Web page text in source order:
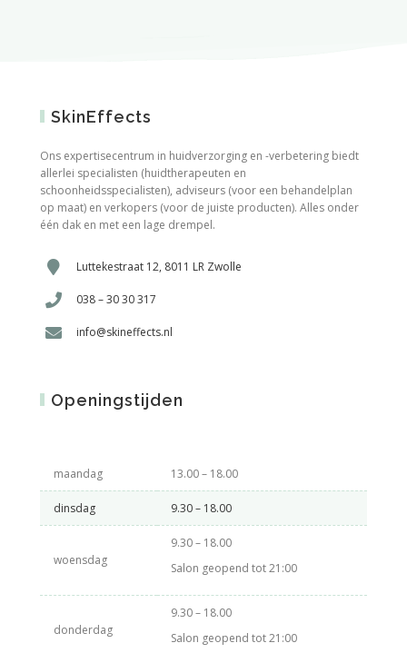
SkinEffects
Ons expertisecentrum in huidverzorging en -verbetering biedt
allerlei specialisten (huidtherapeuten en
schoonheidsspecialisten), adviseurs (voor een behandelplan
op maat) en verkopers (voor de juiste producten). Alles onder
één dak en met een lage drempel.
Luttekestraat 12, 8011 LR Zwolle
038 – 30 30 317
info@skineffects.nl
Openingstijden
maandag 13.00 – 18.00
dinsdag 9.30 – 18.00
woensdag
9.30 – 18.00
Salon geopend tot 21:00
donderdag
9.30 – 18.00
Salon geopend tot 21:00